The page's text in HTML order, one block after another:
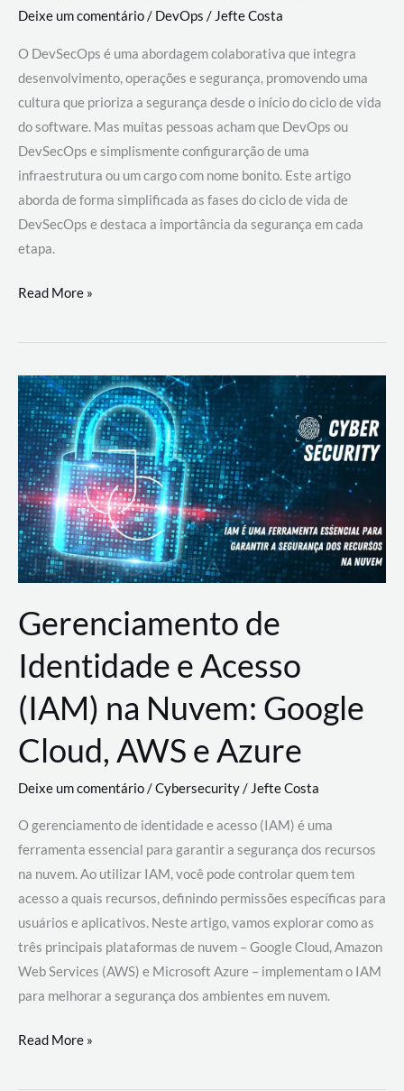
Deixe um comentário/ DevOps /Jefte Costa
O DevSecOps é uma abordagem colaborativa que integra
desenvolvimento, operações e segurança, promovendo uma
cultura que prioriza a segurança desde o início do ciclo de vida
do software. Mas muitas pessoas acham que DevOps ou
DevSecOps e simplismente configurarção de uma
infraestrutura ou um cargo com nome bonito. Este artigo
aborda de forma simplificada as fases do ciclo de vida de
DevSecOps e destaca a importância da segurança em cada
etapa.
DevSecOps
Prática:
Desenvolvimento,
Segurança
e
Operações
Read More »
Gerenciamento de
Identidade e Acesso
(IAM) na Nuvem: Google
Cloud, AWS e Azure
Deixe um comentário/Cybersecurity/ Jefte Costa
O gerenciamento de identidade e acesso (IAM) é uma
ferramenta essencial para garantir a segurança dos recursos
na nuvem. Ao utilizar IAM, você pode controlar quem tem
acesso a quais recursos, definindo permissões específicas para
usuários e aplicativos. Neste artigo, vamos explorar como as
três principais plataformas de nuvem – Google Cloud, Amazon
Web Services (AWS) e Microsoft Azure – implementam o IAM
para melhorar a segurança dos ambientes em nuvem.
Gerenciamento
Read More »